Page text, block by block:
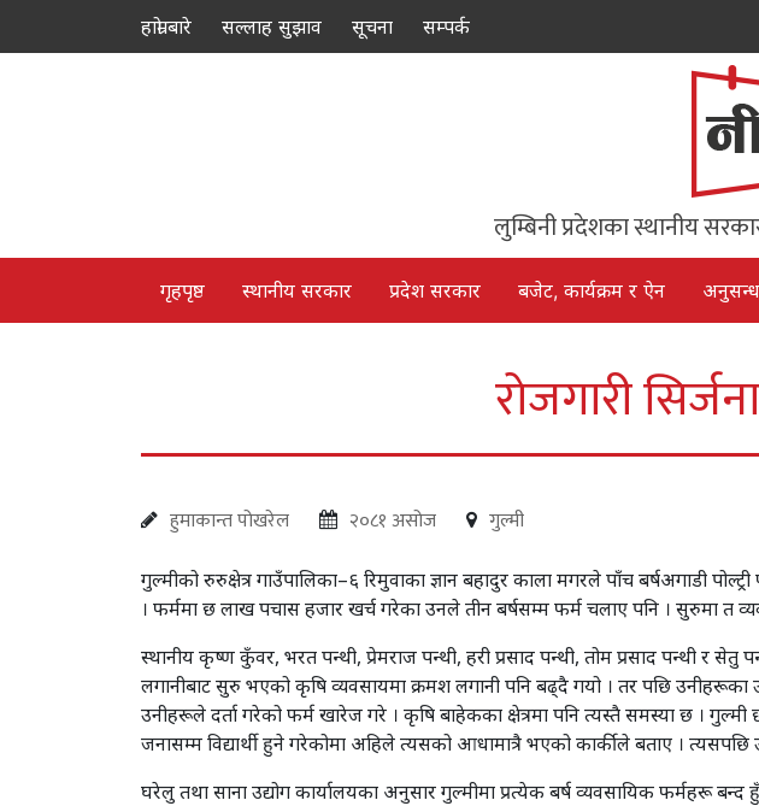
हाम्रो बारे सल्लाह सुझाव सूचना सम्पर्क
लुम्बिनी प्रदेशका स्थानीय
गृहपृष्ठ स्थानीय सरकार प्रदेश सरकार बजेट, कार्यक्रम र ऐन
रोजगारी
हुमाकान्त पोखरेल २०८१ असोज गुल्मी
गुल्मीको रुरुक्षेत्र गाउँपालिका–६ रिमुवाका ज्ञान बहादुर काला मगरले पाँच बर्षअगाडी
। फर्ममा छ लाख पचास हजार खर्च गरेका उनले तीन बर्षसम्म फर्म चलाए पनि । सुरुमा त
स्थानीय कृष्ण कुँवर, भरत पन्थी, प्रेमराज पन्थी, हरी प्रसाद पन्थी, तोम प्रसाद पन्थी र
लगानीबाट सुरु भएको कृषि व्यवसायमा क्रमश लगानी पनि बढ्दै गयो । तर पछि
उनीहरूले दर्ता गरेको फर्म खारेज गरे । कृषि बाहेकका क्षेत्रमा पनि त्यस्तै समस्या छ ।
जनासम्म विद्यार्थी हुने गरेकोमा अहिले त्यसको आधामात्रै भएको कार्कीले बताए । त्यसपछि
घरेलु तथा साना उद्योग कार्यालयका अनुसार गुल्मीमा प्रत्येक बर्ष व्यवसायिक